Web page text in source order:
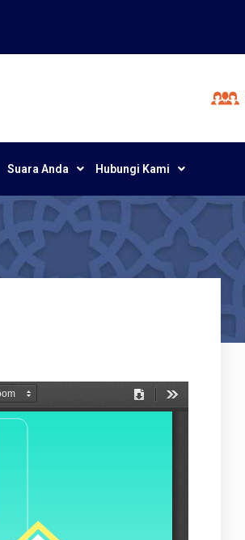
Suara Anda Hubungi Kami